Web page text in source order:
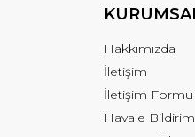
Hakkımızda
İletişim
İletişim Formu
Havale